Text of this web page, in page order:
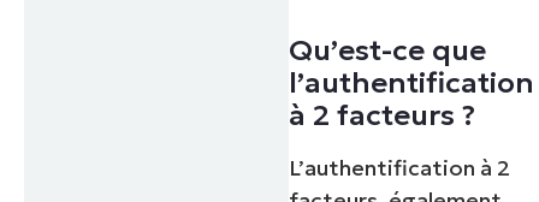
Qu’est-ce que
l’authentification
à 2 facteurs ?
L’authentification à 2